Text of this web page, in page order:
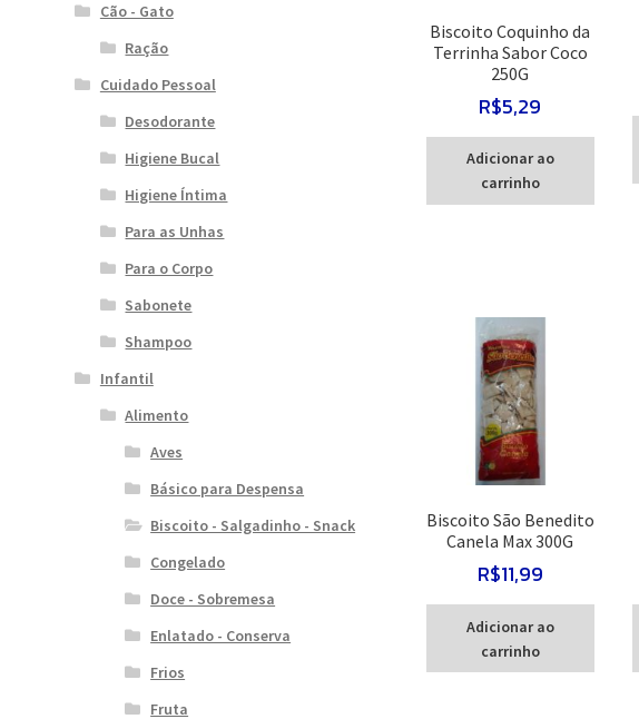
Biscoito Coquinho da
Terrinha Sabor Coco
250G
R$5,29
Adicionar ao
carrinho
Biscoito São Benedito
Canela Max 300G
R$11,99
Adicionar ao
carrinho
Cão - Gato
Ração
Cuidado Pessoal
Desodorante
Higiene Bucal
Higiene Íntima
Para as Unhas
Para o Corpo
Sabonete
Shampoo
Infantil
Alimento
Aves
Básico para Despensa
Biscoito - Salgadinho - Snack
Congelado
Doce - Sobremesa
Enlatado - Conserva
Frios
Fruta